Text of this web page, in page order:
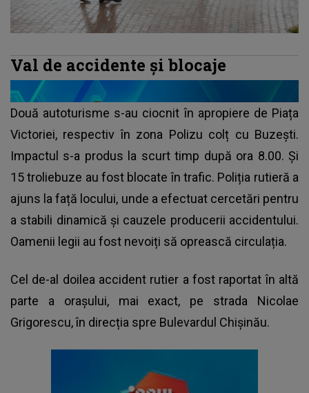
Val de accidente și blocaje
Două autoturisme s-au ciocnit în apropiere de Piața
Victoriei, respectiv în zona Polizu colț cu Buzești.
Impactul s-a produs la scurt timp după ora 8.00. Și
15 troliebuze au fost blocate în trafic. Poliția rutieră a
ajuns la față locului, unde a efectuat cercetări pentru
a stabili dinamică și cauzele producerii accidentului.
Oamenii legii au fost nevoiți să oprească circulația.
Cel de-al doilea accident rutier a fost raportat în altă
parte a orașului, mai exact, pe strada Nicolae
Grigorescu, în direcția spre Bulevardul Chișinău.